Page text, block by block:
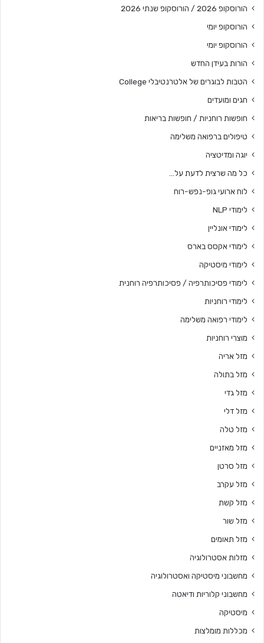
הורוסקופ 2026 / הורוסקופ שנתי 2026
הורוסקופ יומי
הורוסקופ יומי
הורות בעידן החדש
הטבות לבוגרים של אלטרנטיבלי College
חגים ומועדים
חופשות רוחניות / חופשות בריאות
טיפולים ברפואה משלימה
יוגה ומדיטציה
כל מה שרצית לדעת על…
לוח ארועי גופ-נפש-רוח
לימודי NLP
לימודי אונליין
לימודי אקסס בארס
לימודי מיסטיקה
לימודי פסיכותרפיה / פסיכותרפיה רוחנית
לימודי רוחניות
לימודי רפואה משלימה
מוצרי רוחניות
מזל אריה
מזל בתולה
מזל גדי
מזל דלי
מזל טלה
מזל מאזניים
מזל סרטן
מזל עקרב
מזל קשת
מזל שור
מזל תאומים
מזלות אסטרולוגיה
מחשבוני מיסטיקה ואסטרולוגיה
מחשבוני קלוריות ודיאטה
מיסטיקה
מכללות מומלצות